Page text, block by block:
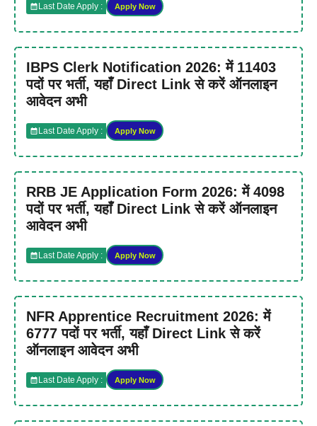
Last Date Apply : Apply Now
IBPS Clerk Notification 2026: में 11403
पदों पर भर्ती, यहाँ Direct Link से करें ऑनलाइन
आवेदन अभी
Last Date Apply : Apply Now
RRB JE Application Form 2026: में 4098
पदों पर भर्ती, यहाँ Direct Link से करें ऑनलाइन
आवेदन अभी
Last Date Apply : Apply Now
NFR Apprentice Recruitment 2026: में
6777 पदों पर भर्ती, यहाँ Direct Link से करें
ऑनलाइन आवेदन अभी
Last Date Apply : Apply Now